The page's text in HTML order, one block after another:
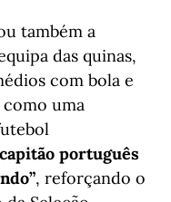
também a
das quinas,
com bola e
uma
português
, reforçando o